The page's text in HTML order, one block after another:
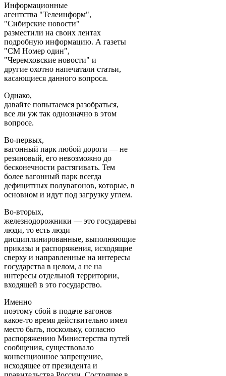
Информационные
агентства "Телеинформ",
"Сибирские новости"
разместили на своих лентах
подробную информацию. А газеты
"СМ Номер один",
"Черемховские новости" и
другие охотно напечатали статьи,
касающиеся данного вопроса.
Однако,
давайте попытаемся разобраться,
все ли уж так однозначно в этом
вопросе.
Во-первых,
вагонный парк любой дороги — не
резиновый, его невозможно до
бесконечности растягивать. Тем
более вагонный парк всегда
дефицитных полувагонов, которые, в
основном и идут под загрузку углем.
Во-вторых,
железнодорожники — это государевы
люди, то есть люди
дисциплинированные, выполняющие
приказы и распоряжения, исходящие
сверху и направленные на интересы
государства в целом, а не на
интересы отдельной территории,
входящей в это государство.
Именно
поэтому сбой в подаче вагонов
какое-то время действительно имел
место быть, поскольку, согласно
распоряжению Министерства путей
сообщения, существовало
конвенционное запрещение,
исходящее от президента и